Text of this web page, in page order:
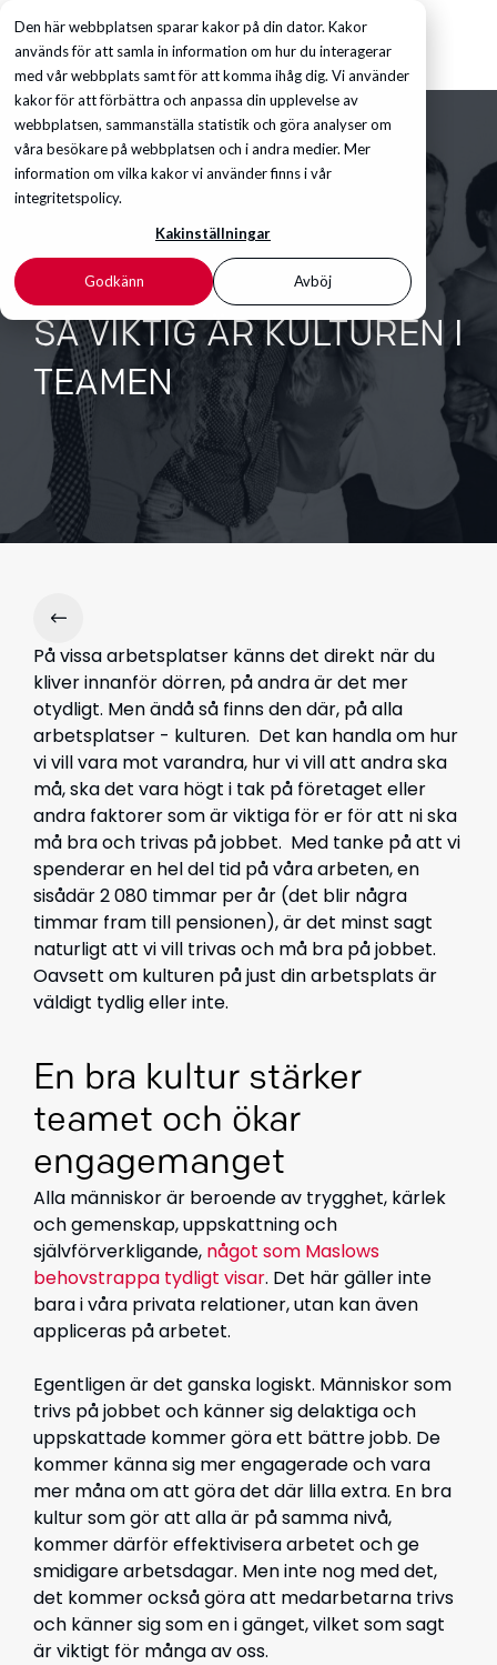
Den här webbplatsen sparar kakor på din dator. Kakor
används för att samla in information om hur du interagerar
med vår webbplats samt för att komma ihåg dig. Vi använder
kakor för att förbättra och anpassa din upplevelse av
webbplatsen, sammanställa statistik och göra analyser om
våra besökare på webbplatsen och i andra medier. Mer
information om vilka kakor vi använder finns i vår
integritetspolicy.
Kakinställningar
Godkänn Avböj
SÅ VIKTIG ÄR KULTUREN I
TEAMEN
På vissa arbetsplatser känns det direkt när du
kliver innanför dörren, på andra är det mer
otydligt. Men ändå så finns den där, på alla
arbetsplatser - kulturen. Det kan handla om hur
vi vill vara mot varandra, hur vi vill att andra ska
må, ska det vara högt i tak på företaget eller
andra faktorer som är viktiga för er för att ni ska
må bra och trivas på jobbet. Med tanke på att vi
spenderar en hel del tid på våra arbeten, en
sisådär 2 080 timmar per år (det blir några
timmar fram till pensionen), är det minst sagt
naturligt att vi vill trivas och må bra på jobbet.
Oavsett om kulturen på just din arbetsplats är
väldigt tydlig eller inte.
En bra kultur stärker
teamet och ökar
engagemanget
Alla människor är beroende av trygghet, kärlek
och gemenskap, uppskattning och
självförverkligande, något som Maslows
behovstrappa tydligt visar. Det här gäller inte
bara i våra privata relationer, utan kan även
appliceras på arbetet.
Egentligen är det ganska logiskt. Människor som
trivs på jobbet och känner sig delaktiga och
uppskattade kommer göra ett bättre jobb. De
kommer känna sig mer engagerade och vara
mer måna om att göra det där lilla extra. En bra
kultur som gör att alla är på samma nivå,
kommer därför effektivisera arbetet och ge
smidigare arbetsdagar. Men inte nog med det,
det kommer också göra att medarbetarna trivs
och känner sig som en i gänget, vilket som sagt
är viktigt för många av oss.